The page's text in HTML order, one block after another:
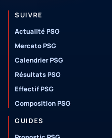
SUIVRE
Actualité PSG
Mercato PSG
Calendrier PSG
Résultats PSG
Effectif PSG
Composition PSG
GUIDES